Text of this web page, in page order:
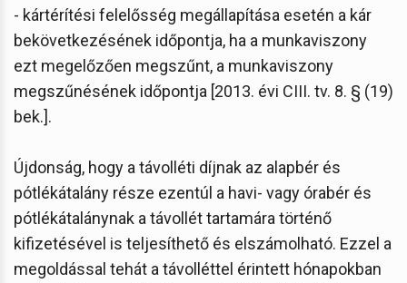
- kártérítési felelősség megállapítása esetén a kár
bekövetkezésének időpontja, ha a munkaviszony
ezt megelőzően megszűnt, a munkaviszony
megszűnésének időpontja [2013. évi CIII. tv. 8. § (19)
bek.].
Újdonság, hogy a távolléti díjnak az alapbér és
pótlékátalány része ezentúl a havi- vagy órabér és
pótlékátalánynak a távollét tartamára történő
kifizetésével is teljesíthető és elszámolható. Ezzel a
megoldással tehát a távolléttel érintett hónapokban